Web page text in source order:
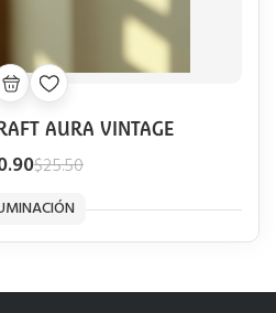
AURA VINTAGE
$25.50